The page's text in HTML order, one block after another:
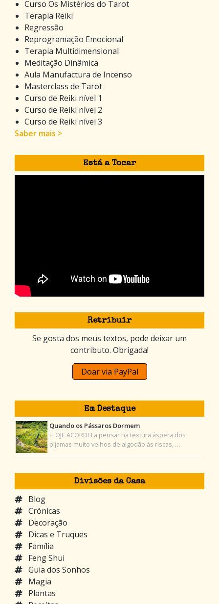
Curso Os Mistérios do Tarot
Terapia Reiki
Regressão
Reprogramação Emocional
Terapia Multidimensional
Meditação Dinâmica
Aula Manufactura de Incenso
Masterclass de Tarot
Curso de Reiki nível 1
Curso de Reiki nível 2
Curso de Reiki nível 3
Saber mais >
Está a Tocar
Retribuir
Se gosta dos meus textos, pode deixar um
contributo. Obrigada!
Doar via PayPal
Em Destaque
Quando os Pássaros Dormem
H OJE ACORDEI a pensar na textura áspera dos
pijamas muito velhos de algodão às riscas, …
Divisões da Casa
Blog
Crónicas
Decoração
Dicas e Truques
Família
Feng Shui
Guia dos Sonhos
Magia
Plantas